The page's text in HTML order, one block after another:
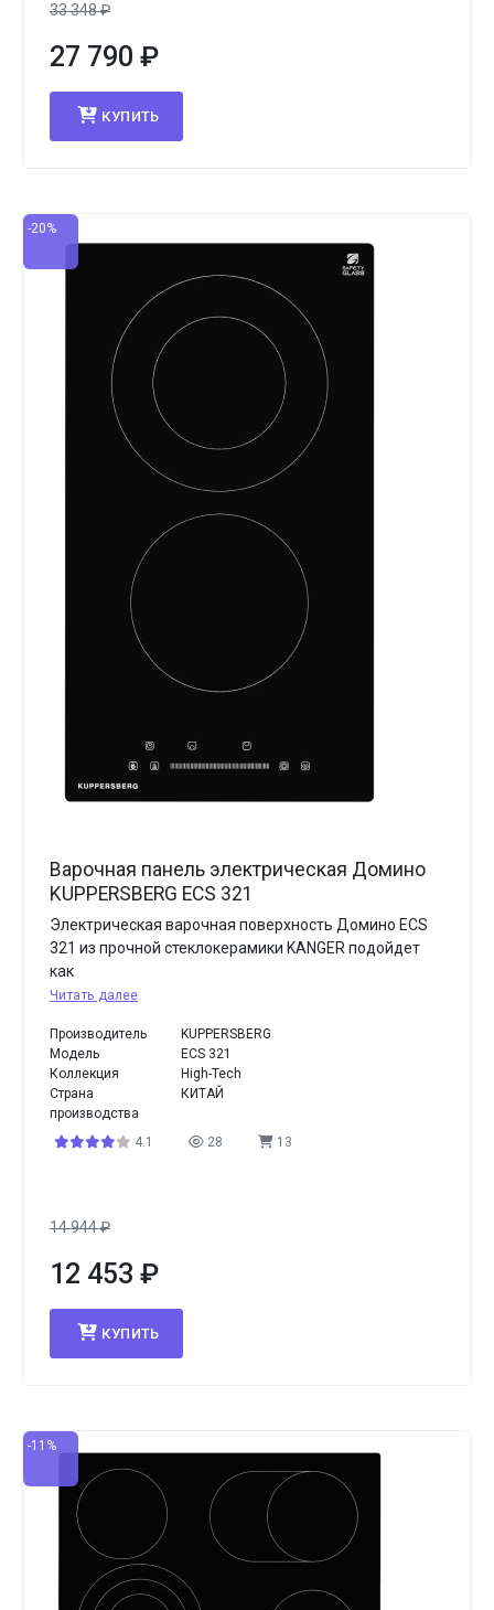
33 348₽
27 790 ₽
КУПИТЬ
-20%
Варочная панель электрическая Домино
KUPPERSBERG ECS 321
Электрическая варочная поверхность Домино ECS
321 из прочной стеклокерамики KANGER подойдет
как
Читать далее
Производитель
KUPPERSBERG
Модель
ECS 321
Коллекция
High-Tech
Страна
производства
КИТАЙ
4.1 28 13
14 944₽
12 453 ₽
КУПИТЬ
-11%